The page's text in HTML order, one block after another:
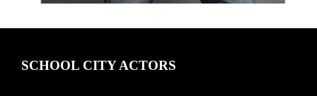
SCHOOL CITY ACTORS